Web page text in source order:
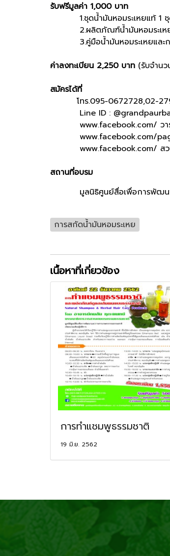
รับฟรีมูลค่า 1,000 บาท
1.ชุดน้ำมันหอมระเหยแท้ 1 ชุ
2.ผลิตภัณฑ์น้ำมันหอมระเหย
3.คู่มือน้ำมันหอมระเหยและการ
ค่าลงทะเบียน 2,250 บาท (รับจำน
สมัครได้ที่
โทร.095-0672728,02-
Line ID :
www.facebook.com/ วารส
www.facebook.com/
www.facebook.com/ สว
สถานที่อบรม
มูลนิธิศูนย์สื่อเพื่อการพัฒนา
การสกัดน้ำมันหอมระเหย
เนื้อหาที่เกี่ยวข้อง
การทำแชมพูธรรมชาติ
19 มิ.ย. 2562